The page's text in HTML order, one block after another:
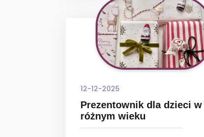
12-12-2025
Prezentownik dla dzieci w
różnym wieku